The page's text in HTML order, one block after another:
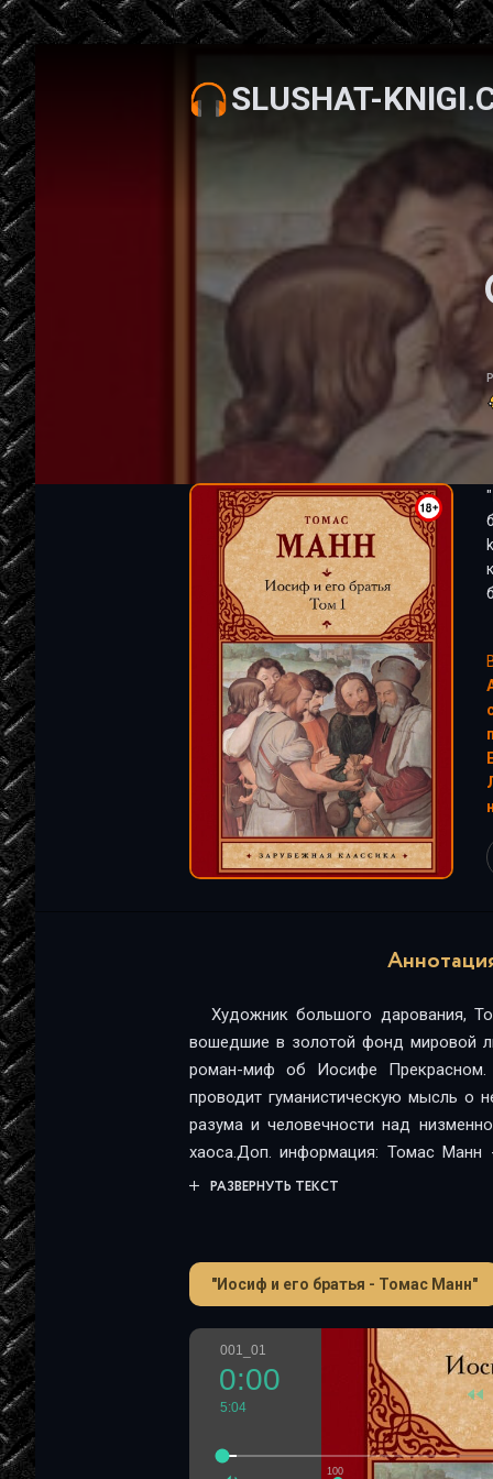
SLUSHAT-
"
Художник большого дарования,
вошедшие в золотой фонд мировой
роман-миф об Иосифе Прекрасном.
проводит гуманистическую мысль о
разума и человечности над
хаоса.Доп. информация: Томас Манн
получил классическое образование,
вклад в мировую литературу. В начале
нацисты, покинул страну; с 1938
РАЗВЕРНУТЬ ТЕКСТ
"Иосиф и его братья - Томас Манн"
001_01
100
0:00
5:04